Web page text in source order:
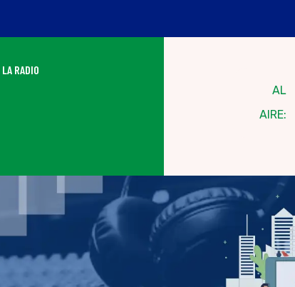
LA RADIO
AL
AIRE: